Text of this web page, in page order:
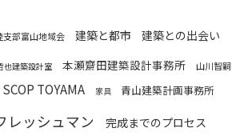
支部富山地域会 建築と都市 建築との出会い
也建築設計室 本瀬齋田建築設計事務所 山川智嗣
SCOP TOYAMA 家具 青山建築計画事務所
レッシュマン 完成までのプロセス